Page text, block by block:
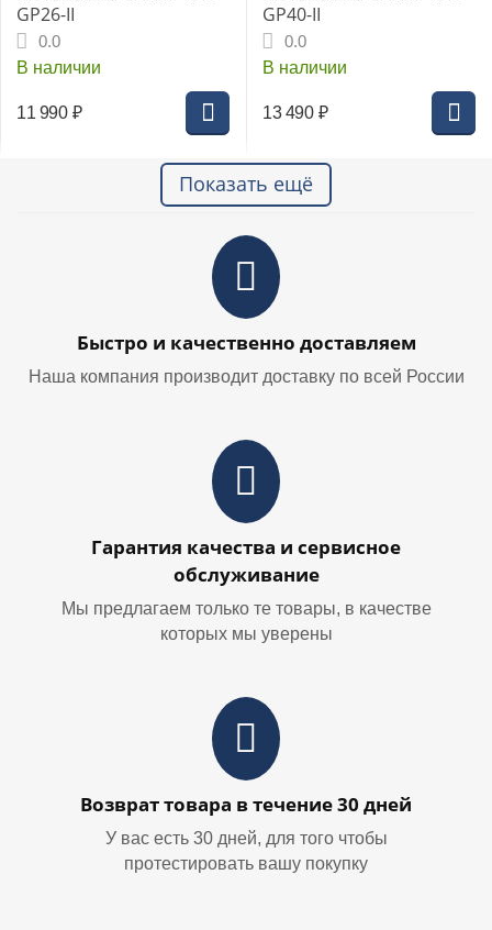
GP26-II
0.0
В наличии
11 990 ₽
GP40-II
0.0
В наличии
13 490 ₽
Показать ещё
Быстро и качественно доставляем
Наша компания производит доставку по всей России
Гарантия качества и сервисное
обслуживание
Мы предлагаем только те товары, в качестве
которых мы уверены
Возврат товара в течение 30 дней
У вас есть 30 дней, для того чтобы
протестировать вашу покупку